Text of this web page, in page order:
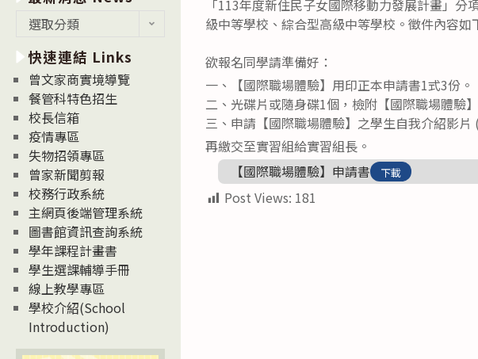
「113年度新住民子女國際移動力發展計畫」
級中等學校、綜合型高級中等學校。徵件內容如
欲報名同學請準備好：
一、【國際職場體驗】用印正本申請書1式3份。
二、光碟片或隨身碟1個，檢附【國際職場體驗
三、申請【國際職場體驗】之學生自我介紹影
再繳交至實習組給實習組長。
【國際職場體驗】申請書
下載
Post Views: 181
消
息
News
選取分類
快速連結 Links
曾文家商實境導覽
餐管科特色招生
校長信箱
疫情專區
失物招領專區
曾家新聞剪報
校務行政系統
主網頁後端管理系統
圖書館資訊查詢系統
學年課程計畫書
學生選課輔導手冊
線上教學專區
學校介紹(School
Introduction)